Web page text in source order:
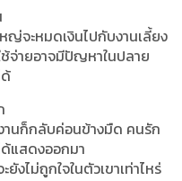
ญ่จะหมดเงินไปกับงานเลี้ยง
จ่ายอาจมีปัญหาในปลาย
านก็กลับค่อนข้างมืด คนรัก
แสดงออกมา
งไม่ถูกใจในตัวเขาเท่าไหร่